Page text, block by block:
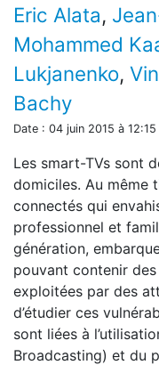
Eric Alata,
Mohammed
Lukjanenko,
Bachy
Date : 04 juin 2015 à
Les smart-TVs sont
domiciles. Au même
connectés qui
professionnel et
génération,
pouvant contenir
exploitées par des
d’étudier ces
sont liées à
Broadcasting) et du